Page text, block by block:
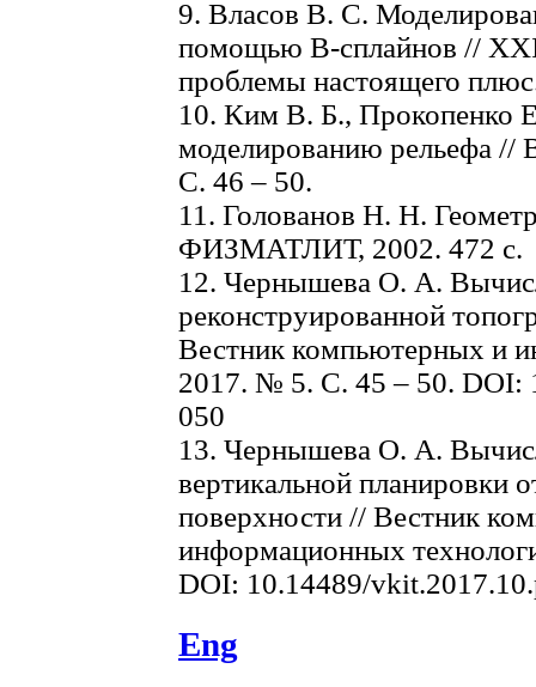
9. Власов В. С.
помощью В-сплайнов //
проблемы настоящего
10. Ким В. Б., Прокопенко
моделированию рельефа
С. 46 – 50.
11. Голованов Н. Н.
ФИЗМАТЛИТ, 2002. 472 с.
12. Чернышева О. А.
реконструированной
Вестник компьютерных и
2017. № 5. С. 45 – 50. DOI:
050
13. Чернышева О. А.
вертикальной планировки
поверхности // Вестник
информационных
DOI: 10.14489/
Eng